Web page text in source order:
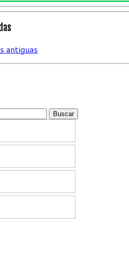
antiguas